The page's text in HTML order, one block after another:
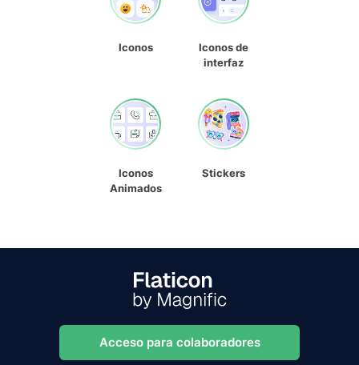
Iconos
Iconos de
interfaz
Iconos
Animados
Stickers
Acceso para colaboradores